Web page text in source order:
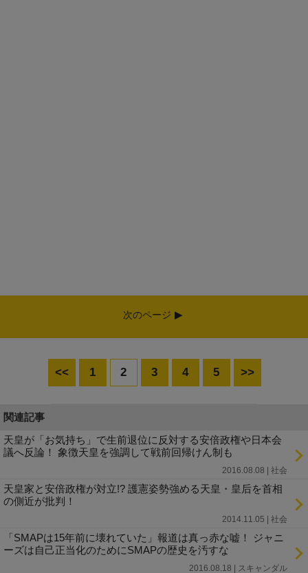
次のページ
<< 1 2 3 4 5 >>
関連記事
天皇が「お気持ち」で生前退位に反対する安倍政権や日本会
議へ反論！ 象徴天皇を強調して戦前回帰けん制も
2016.08.08 | 社会
天皇家と安倍政権が対立!? 護憲姿勢強める天皇・皇后を首相
の側近が批判！
2014.11.05 | 社会
「SMAPは15年前に壊れていた」報道は真っ赤な嘘！ ジャニ
ーズは自己正当化のためにSMAPの歴史を汚すな
2016.08.18 | スキャンダル